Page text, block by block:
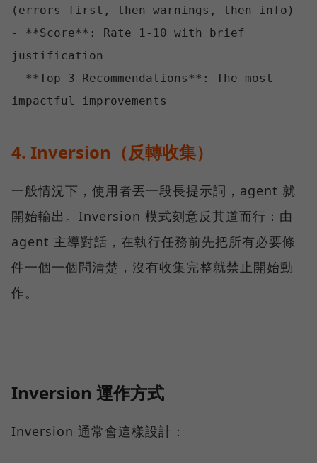
(errors first, then warnings, then info)
- **Score**: Rate 1-10 with brief
justification
- **Top 3 Recommendations**: The most
4. Inversion（反轉收集）
一般情況下，使用者丟一段長提示詞，agent 就
開始輸出。Inversion 模式刻意反其道而行：由
agent 主導對話，在執行任務前先把所有必要條
件一個一個問清楚，沒有收集完整就禁止開始動
作。
Inversion 運作方式
Inversion 通常會這樣設計：